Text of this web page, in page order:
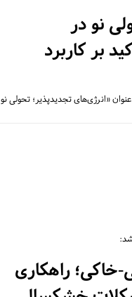
نو در
بر کاربرد
«انرژی‌های تجدیدپذیر؛ تحولی نو
راهکاری